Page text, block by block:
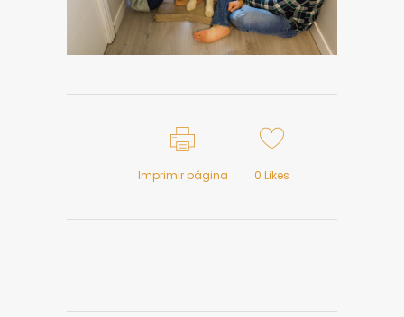
Imprimir página 0 Likes